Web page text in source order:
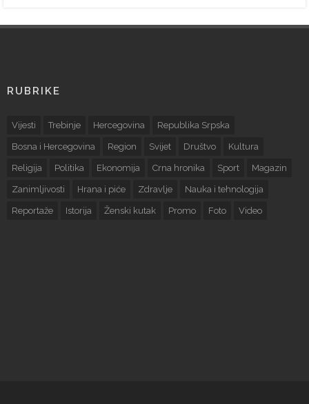
RUBRIKE
Vijesti Trebinje Hercegovina Republika Srpska
Bosna i Hercegovina Region Svijet Društvo Kultura
Religija Politika Ekonomija Crna hronika Sport Magazin
Zanimljivosti Hrana i piće Zdravlje Nauka i tehnologija
Reportaže Istorija Ženski kutak Promo Foto Video